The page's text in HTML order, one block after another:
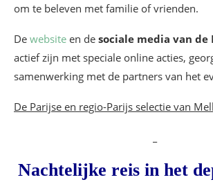
om te beleven met familie of vrienden.
De website en de sociale media van de
actief zijn met speciale online acties,
samenwerking met de partners van het
De Parijse en regio-Parijs selectie van
Nachtelijke reis in het